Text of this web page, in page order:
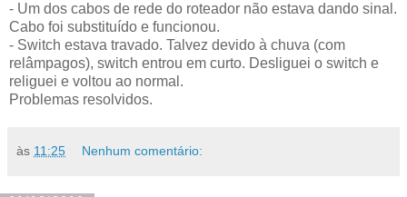
- Um dos cabos de rede do roteador não estava dando sinal.
Cabo foi substituído e funcionou.
- Switch estava travado. Talvez devido à chuva (com
relâmpagos), switch entrou em curto. Desliguei o switch e
religuei e voltou ao normal.
Problemas resolvidos.
às 11:25 Nenhum comentário: